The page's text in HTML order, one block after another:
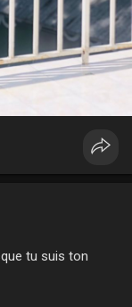
tu suis ton